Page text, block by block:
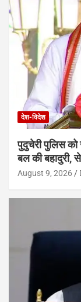
देश-विदेश
पुदुचेरी पुलिस को
बल की बहादुरी,
August 9, 2026